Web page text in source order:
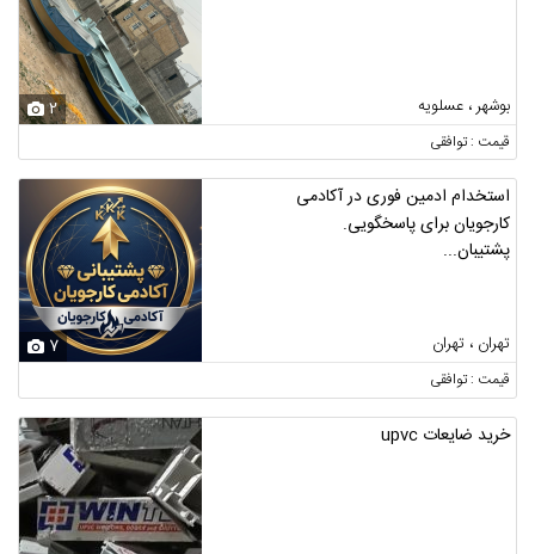
بوشهر ، عسلویه 2
قیمت : توافقی
استخدام ادمین فوری در آکادمی
کارجویان برای پاسخگویی.
پشتیبان...
تهران ، تهران 7
قیمت : توافقی
خرید ضایعات upvc